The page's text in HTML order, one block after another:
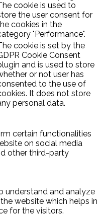
cookie is used to
the user consent for
cookies in the
"Performance".
cookie is set by the
Cookie Consent
and is used to store
or not user has
to the use of
It does not store
personal data.
certain functionalities
on social media
other third-party
understand and analyze
website which helps in
for the visitors.